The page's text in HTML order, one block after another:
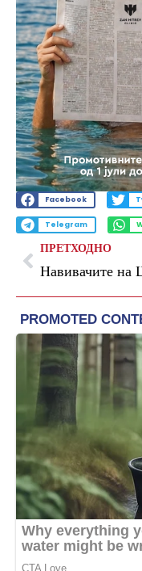
Facebook
Telegram
ПРЕТХОДНО